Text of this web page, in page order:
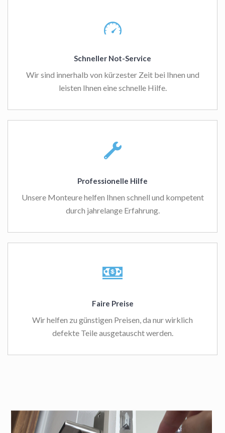
Schneller Not-Service
Wir sind innerhalb von kürzester Zeit bei Ihnen und
leisten Ihnen eine schnelle Hilfe.
Professionelle Hilfe
Unsere Monteure helfen Ihnen schnell und kompetent
durch jahrelange Erfahrung.
Faire Preise
Wir helfen zu günstigen Preisen, da nur wirklich
defekte Teile ausgetauscht werden.